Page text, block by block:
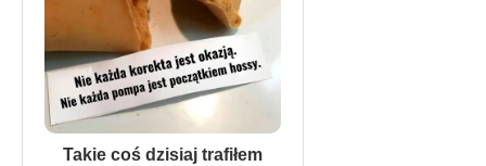
Takie coś dzisiaj trafiłem